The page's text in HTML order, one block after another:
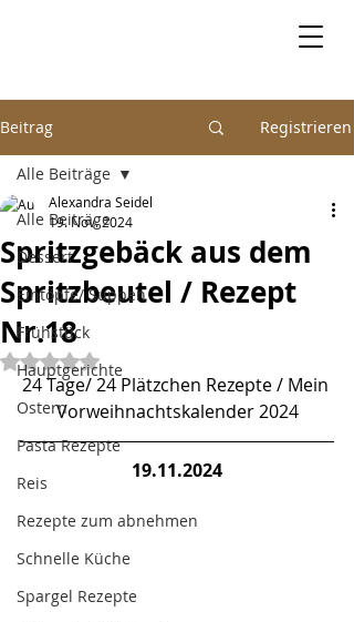
Beitrag Registrieren
Alle Beiträge
Dessert
Eintöpfe/ Suppen
Frühstück
Hauptgerichte
Ostern
Pasta Rezepte
Reis
Rezepte zum abnehmen
Schnelle Küche
Spargel Rezepte
Alle Beiträge
Spritzgebäck aus dem
Spritzbeutel / Rezept
Nr.18
Alexandra Seidel
19. Nov. 2024
Mit NaN von 5 Sternen bewertet.
24 Tage/ 24 Plätzchen Rezepte / Mein
Vorweihnachtskalender 2024
19.11.2024